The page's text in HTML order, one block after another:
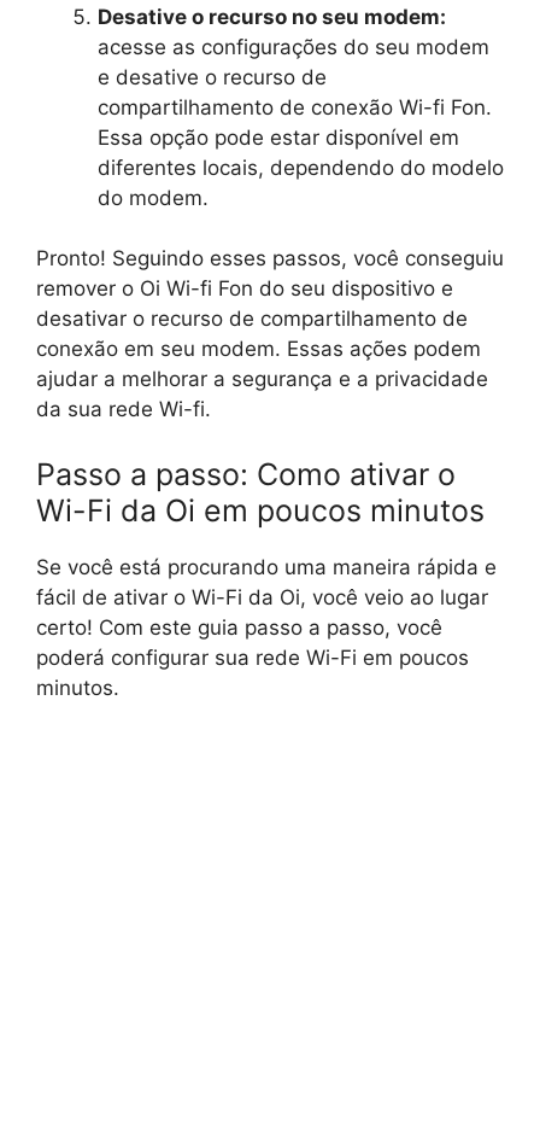
Desative o recurso no seu modem:
acesse as configurações do seu modem
e desative o recurso de
compartilhamento de conexão Wi-fi Fon.
Essa opção pode estar disponível em
diferentes locais, dependendo do modelo
do modem.
Pronto! Seguindo esses passos, você conseguiu
remover o Oi Wi-fi Fon do seu dispositivo e
desativar o recurso de compartilhamento de
conexão em seu modem. Essas ações podem
ajudar a melhorar a segurança e a privacidade
da sua rede Wi-fi.
Passo a passo: Como ativar o
Wi-Fi da Oi em poucos minutos
Se você está procurando uma maneira rápida e
fácil de ativar o Wi-Fi da Oi, você veio ao lugar
certo! Com este guia passo a passo, você
poderá configurar sua rede Wi-Fi em poucos
minutos.